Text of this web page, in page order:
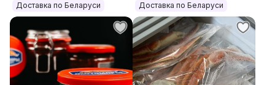
Доставка по Беларуси Доставка по Беларуси